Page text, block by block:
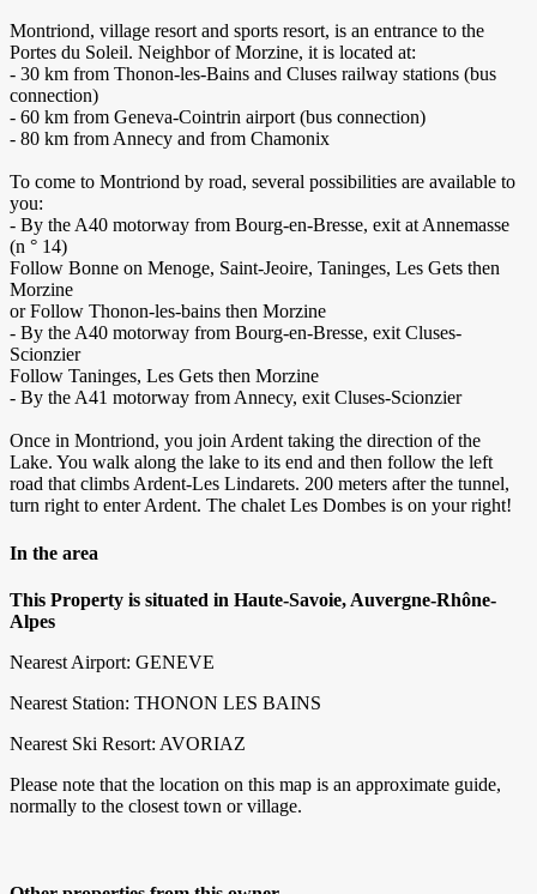
Montriond, village resort and sports resort, is an entrance to the
Portes du Soleil. Neighbor of Morzine, it is located at:
- 30 km from Thonon-les-Bains and Cluses railway stations (bus
connection)
- 60 km from Geneva-Cointrin airport (bus connection)
- 80 km from Annecy and from Chamonix
To come to Montriond by road, several possibilities are available to
you:
- By the A40 motorway from Bourg-en-Bresse, exit at Annemasse
(n ° 14)
Follow Bonne on Menoge, Saint-Jeoire, Taninges, Les Gets then
Morzine
or Follow Thonon-les-bains then Morzine
- By the A40 motorway from Bourg-en-Bresse, exit Cluses-
Scionzier
Follow Taninges, Les Gets then Morzine
- By the A41 motorway from Annecy, exit Cluses-Scionzier
Once in Montriond, you join Ardent taking the direction of the
Lake. You walk along the lake to its end and then follow the left
road that climbs Ardent-Les Lindarets. 200 meters after the tunnel,
turn right to enter Ardent. The chalet Les Dombes is on your right!
In the area
This Property is situated in Haute-Savoie, Auvergne-Rhône-
Alpes
Nearest Airport: GENEVE
Nearest Station: THONON LES BAINS
Nearest Ski Resort: AVORIAZ
Please note that the location on this map is an approximate guide,
normally to the closest town or village.